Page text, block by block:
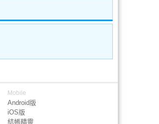
Mobile
Android版
iOS版
結帳精靈